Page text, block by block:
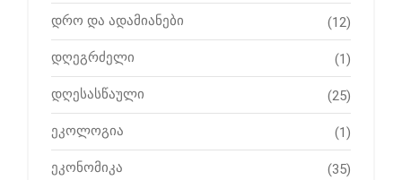
დრო და ადამიანები (12)
დღეგრძელი (1)
დღესასწაული (25)
ეკოლოგია (1)
ეკონომიკა (35)